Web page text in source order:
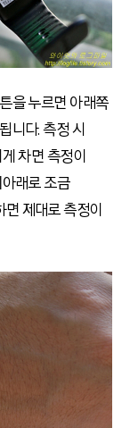
을 누르면 아래쪽
니다. 측정 시
차면 측정이
래로 조금
면 제대로 측정이